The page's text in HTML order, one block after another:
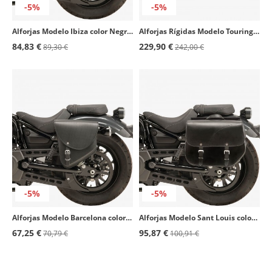
-5%
Alforjas Modelo Ibiza color Negro de Customacces
84,83 €89,30 €
-5%
Alforjas Rígidas Modelo Touring color Negro de Customacces
229,90 €242,00 €
-5%
Alforjas Modelo Barcelona color Negro de Customacces
67,25 €70,79 €
-5%
Alforjas Modelo Sant Louis color Negro de Customacces
95,87 €100,91 €